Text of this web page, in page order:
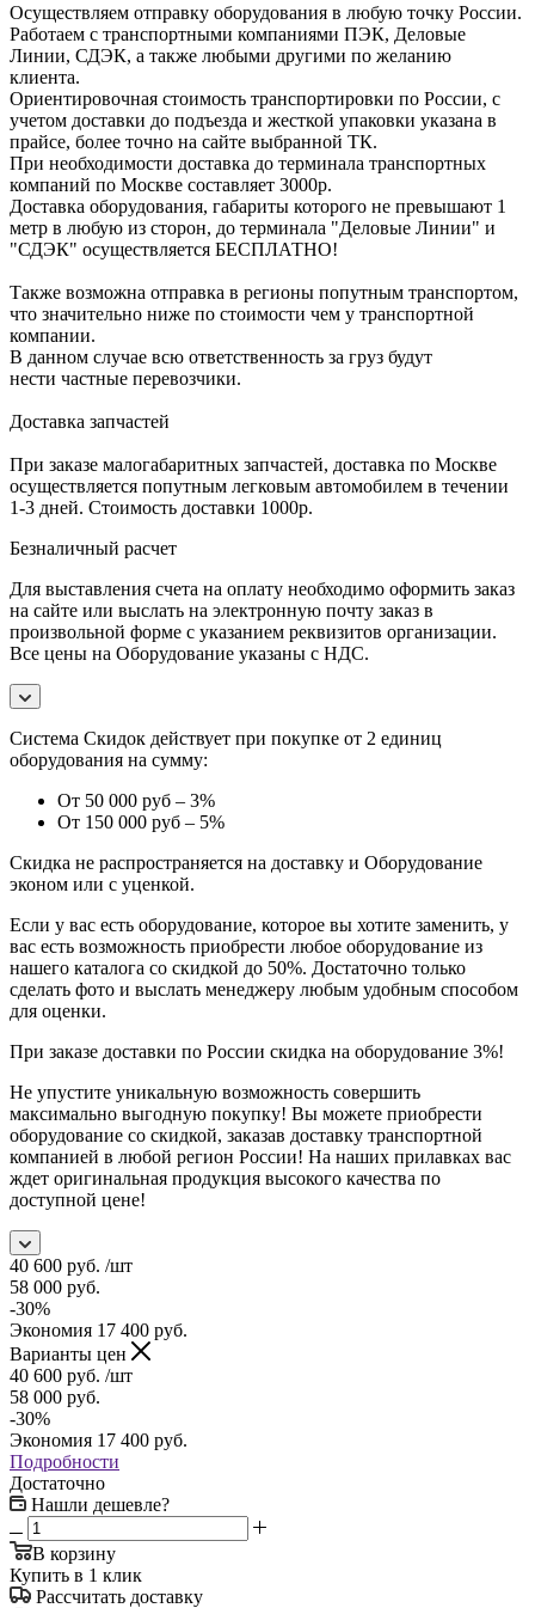
Осуществляем отправку оборудования в любую точку России.
Работаем с транспортными компаниями ПЭК, Деловые
Линии, СДЭК, а также любыми другими по желанию
клиента.
Ориентировочная стоимость транспортировки по России, с
учетом доставки до подъезда и жесткой упаковки указана в
прайсе, более точно на сайте выбранной ТК.
При необходимости доставка до терминала транспортных
компаний по Москве составляет 3000р.
Доставка оборудования, габариты которого не превышают 1
метр в любую из сторон, до терминала "Деловые Линии" и
"СДЭК" осуществляется БЕСПЛАТНО!
Также возможна отправка в регионы попутным транспортом,
что значительно ниже по стоимости чем у транспортной
компании.
В данном случае всю ответственность за груз будут
нести частные перевозчики.
Доставка запчастей
При заказе малогабаритных запчастей, доставка по Москве
осуществляется попутным легковым автомобилем в течении
1-3 дней. Стоимость доставки 1000р.
Безналичный расчет
Для выставления счета на оплату необходимо оформить заказ
на сайте или выслать на электронную почту заказ в
произвольной форме с указанием реквизитов организации.
Все цены на Оборудование указаны с НДС.
Система Скидок действует при покупке от 2 единиц
оборудования на сумму:
От 50 000 руб – 3%
От 150 000 руб – 5%
Скидка не распространяется на доставку и Оборудование
эконом или с уценкой.
Если у вас есть оборудование, которое вы хотите заменить, у
вас есть возможность приобрести любое оборудование из
нашего каталога со скидкой до 50%. Достаточно только
сделать фото и выслать менеджеру любым удобным способом
для оценки.
При заказе доставки по России скидка на оборудование 3%!
Не упустите уникальную возможность совершить
максимально выгодную покупку! Вы можете приобрести
оборудование со скидкой, заказав доставку транспортной
компанией в любой регион России! На наших прилавках вас
ждет оригинальная продукция высокого качества по
доступной цене!
40 600 руб. /шт
58 000 руб.
-30%
Экономия 17 400 руб.
Варианты цен
40 600 руб. /шт
58 000 руб.
-30%
Экономия 17 400 руб.
Подробности
Достаточно
Нашли дешевле?
В корзину
Купить в 1 клик
Рассчитать доставку